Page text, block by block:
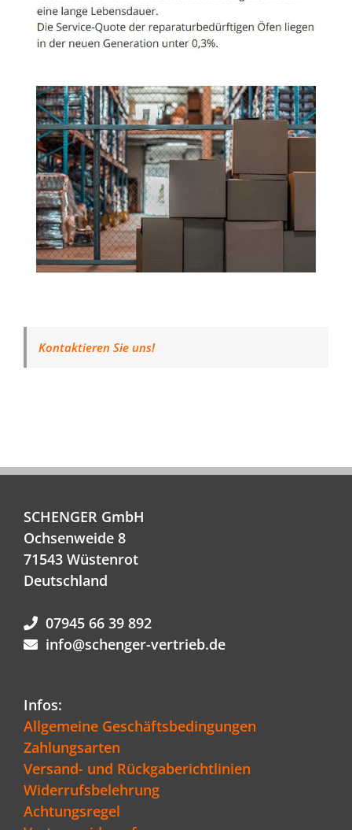
Kontaktieren Sie uns!
SCHENGER GmbH
Ochsenweide 8
71543 Wüstenrot
Deutschland
07945 66 39 892
info@schenger-vertrieb.de
Infos:
Allgemeine Geschäftsbedingungen
Zahlungsarten
Versand- und Rückgaberichtlinien
Widerrufsbelehrung
Achtungsregel